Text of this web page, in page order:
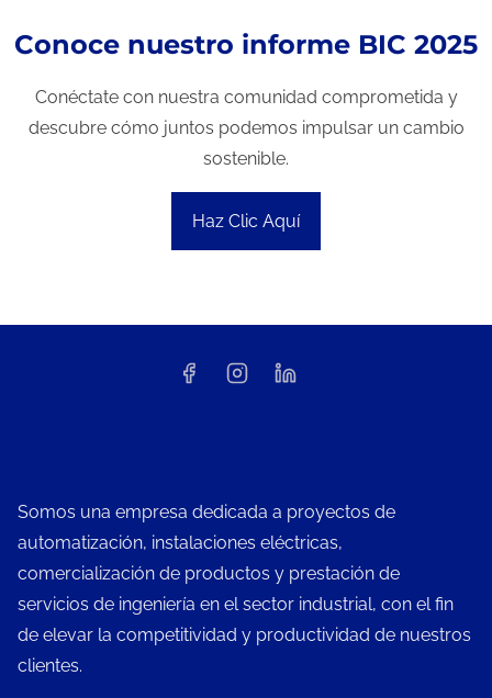
Conoce nuestro informe BIC 2025
Conéctate con nuestra comunidad comprometida y
descubre cómo juntos podemos impulsar un cambio
sostenible.
Haz Clic Aquí
Somos una empresa dedicada a proyectos de
automatización, instalaciones eléctricas,
comercialización de productos y prestación de
servicios de ingeniería en el sector industrial, con el fin
de elevar la competitividad y productividad de nuestros
clientes.